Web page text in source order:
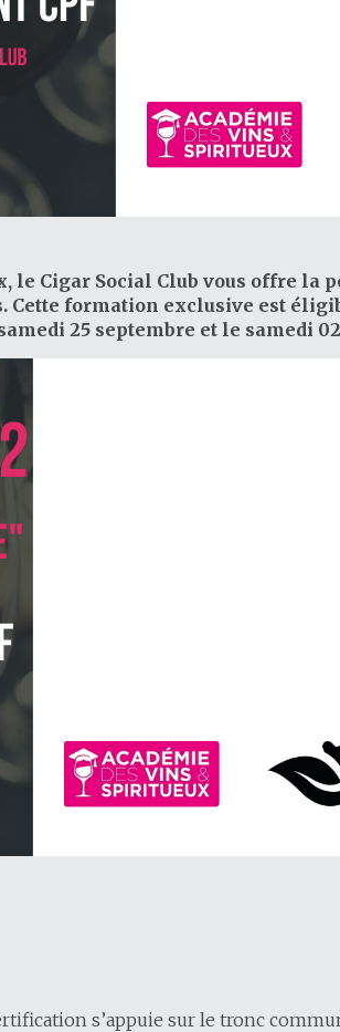
le Cigar Social Club vous offre la
formation exclusive est
25 septembre et le samedi
s’appuie sur le tronc